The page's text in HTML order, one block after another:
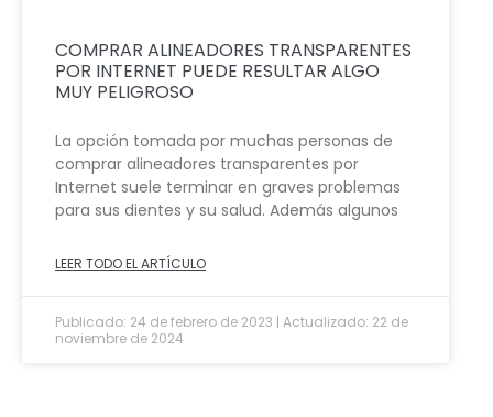
COMPRAR ALINEADORES TRANSPARENTES
POR INTERNET PUEDE RESULTAR ALGO
MUY PELIGROSO
La opción tomada por muchas personas de
comprar alineadores transparentes por
Internet suele terminar en graves problemas
para sus dientes y su salud. Además algunos
LEER TODO EL ARTÍCULO
Publicado: 24 de febrero de 2023 | Actualizado: 22 de
noviembre de 2024